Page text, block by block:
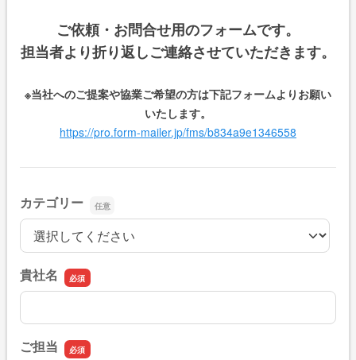
ご依頼・お問合せ用のフォームです。
担当者より折り返しご連絡させていただきます。
※当社へのご提案や協業ご希望の方は下記フォームよりお願い
いたします。
https://pro.form-mailer.jp/fms/b834a9e1346558
カテゴリー
カテゴリー
貴社名
貴社名
ご担当